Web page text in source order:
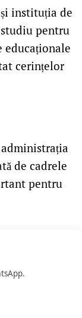
instituția de
pentru
educaționale
cerințelor
de cadrele
pentru